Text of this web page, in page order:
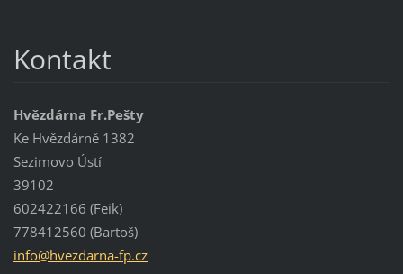
Kontakt
Hvězdárna Fr.Pešty
Ke Hvězdárně 1382
Sezimovo Ústí
39102
602422166 (Feik)
778412560 (Bartoš)
info@hvezdarna-fp.cz